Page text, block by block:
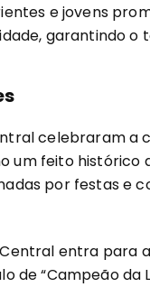
e jovens
garantindo o
celebraram a
um feito histórico
por festas e
Central entra
de “Campeão da